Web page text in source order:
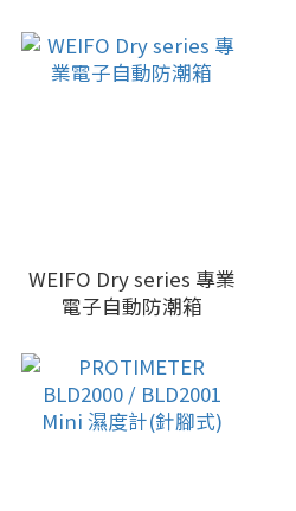
WEIFO Dry series 專業
電子自動防潮箱